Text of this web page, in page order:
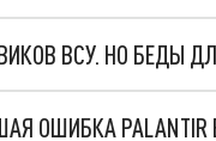
ВСУ. НО БЕДЫ